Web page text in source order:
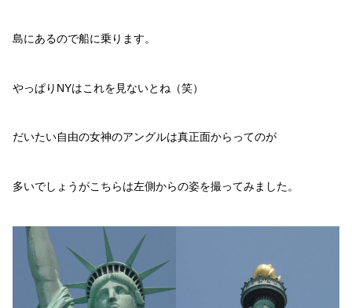
島にあるので船に乗ります。
やっぱりNYはこれを見ないとね（笑）
だいたい自由の女神のアングルは真正面からってのが
多いでしょうがこちらは左側からの姿を撮ってみました。